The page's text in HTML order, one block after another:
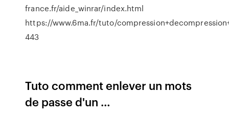
france.fr/aide_winrar/index.html
https://www.6ma.fr/tuto/
443
Tuto comment enlever un mots
de passe d'un …